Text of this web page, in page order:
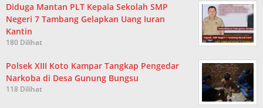
Diduga Mantan PLT Kepala Sekolah SMP
Negeri 7 Tambang Gelapkan Uang Iuran
Kantin
180 Dilihat
Polsek XIII Koto Kampar Tangkap Pengedar
Narkoba di Desa Gunung Bungsu
118 Dilihat